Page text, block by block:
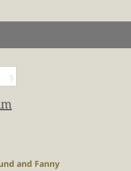
and Fanny